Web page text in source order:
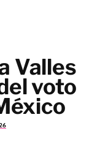
Valles
voto